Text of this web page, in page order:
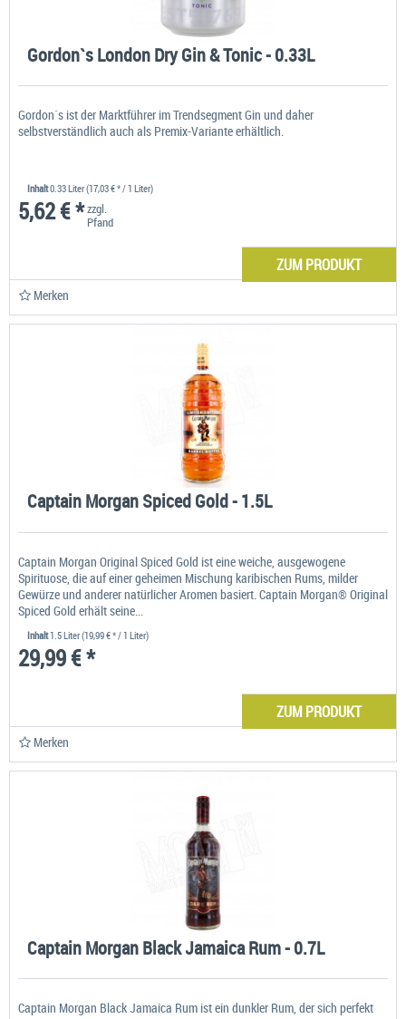
Gordon`s London Dry Gin & Tonic - 0.33L
Gordon´s ist der Marktführer im Trendsegment Gin und daher
selbstverständlich auch als Premix-Variante erhältlich.
Inhalt0.33 Liter(17,03 € * / 1 Liter)
5,62 € *zzgl.
Pfand
ZUM PRODUKT
Merken
Captain Morgan Spiced Gold - 1.5L
Captain Morgan Original Spiced Gold ist eine weiche, ausgewogene
Spirituose, die auf einer geheimen Mischung karibischen Rums, milder
Gewürze und anderer natürlicher Aromen basiert. Captain Morgan® Original
Spiced Gold erhält seine...
Inhalt1.5 Liter(19,99 € * / 1 Liter)
29,99 € *
ZUM PRODUKT
Merken
Captain Morgan Black Jamaica Rum - 0.7L
Captain Morgan Black Jamaica Rum ist ein dunkler Rum, der sich perfekt